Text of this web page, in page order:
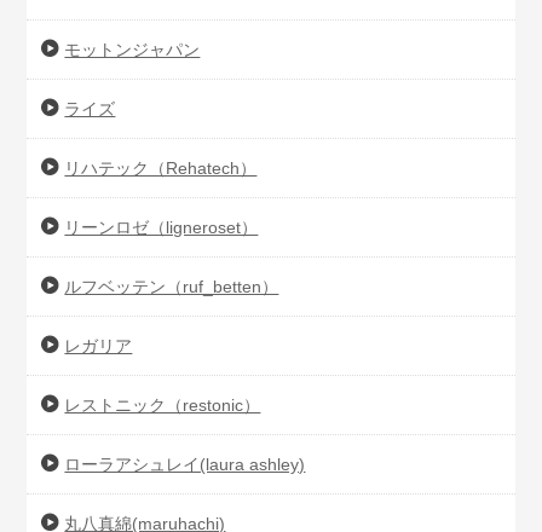
モットンジャパン
ライズ
リハテック（Rehatech）
リーンロゼ（ligneroset）
ルフベッテン（ruf_betten）
レガリア
レストニック（restonic）
ローラアシュレイ(laura ashley)
丸八真綿(maruhachi)